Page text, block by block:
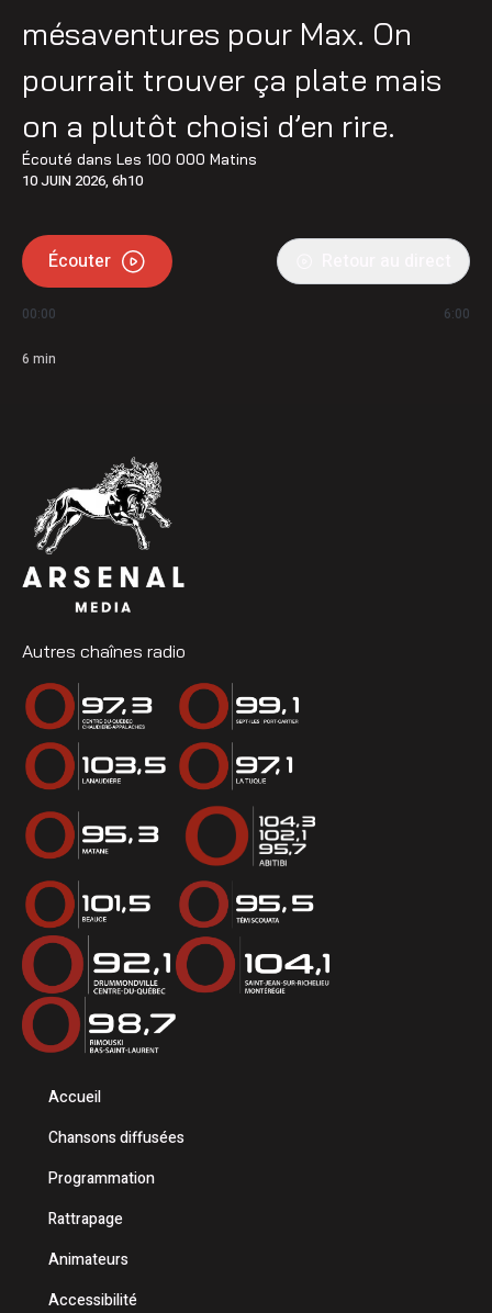
mésaventures pour Max. On
pourrait trouver ça plate mais
on a plutôt choisi d’en rire.
Écouté dans Les 100 000 Matins
10 JUIN 2026, 6h10
Écouter
00:00 6:00
6 min
Autres chaînes radio
Accueil
Chansons diffusées
Programmation
Rattrapage
Animateurs
Accessibilité